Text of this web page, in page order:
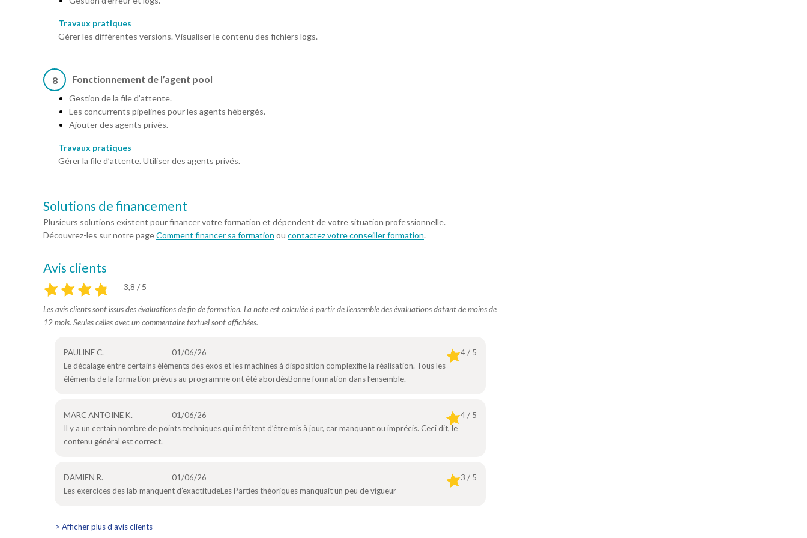
Travaux pratiques
Gérer les différentes versions. Visualiser le contenu des fichiers logs.
8 Fonctionnement de l’agent pool
Gestion de la file d’attente.
Les concurrents pipelines pour les agents hébergés.
Ajouter des agents privés.
Travaux pratiques
Gérer la file d’attente. Utiliser des agents privés.
Solutions de financement
Plusieurs solutions existent pour financer votre formation et dépendent de votre situation professionnelle.
Découvrez-les sur notre pageComment financer sa formation ou contactez votre conseiller formation.
Avis clients
3,8 / 5
Les avis clients sont issus des évaluations de fin de formation. La note est calculée à partir de l’ensemble des évaluations datant de moins de
12 mois. Seules celles avec un commentaire textuel sont affichées.
PAULINE C. 01/06/26
4 / 5
Le décalage entre certains éléments des exos et les machines à disposition complexifie la réalisation. Tous les
éléments de la formation prévus au programme ont été abordésBonne formation dans l’ensemble.
MARC ANTOINE K. 01/06/26
4 / 5
Il y a un certain nombre de points techniques qui méritent d’être mis à jour, car manquant ou imprécis. Ceci dit, le
contenu général est correct.
DAMIEN R. 01/06/26
3 / 5
Les exercices des lab manquent d’exactitudeLes Parties théoriques manquait un peu de vigueur
> Afficher plus d’avis clients